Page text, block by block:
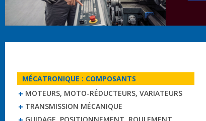
MÉCATRONIQUE : COMPOSANTS
MOTEURS, MOTO-RÉDUCTEURS, VARIATEURS
TRANSMISSION MÉCANIQUE